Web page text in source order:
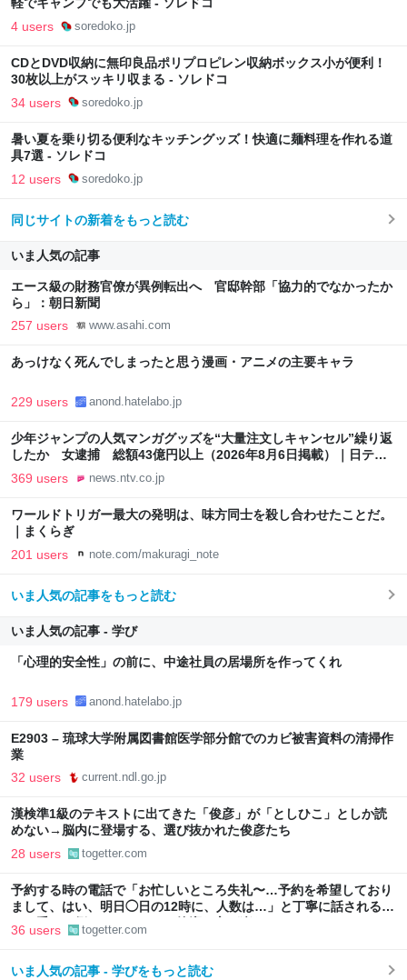
軽でキャンプでも大活躍 - ソレドコ
4 users soredoko.jp
CDとDVD収納に無印良品ポリプロピレン収納ボックス小が便利！
30枚以上がスッキリ収まる - ソレドコ
34 users soredoko.jp
暑い夏を乗り切る便利なキッチングッズ！快適に麺料理を作れる道
具7選 - ソレドコ
12 users soredoko.jp
同じサイトの新着をもっと読む
いま人気の記事
エース級の財務官僚が異例転出へ 官邸幹部「協力的でなかったか
ら」：朝日新聞
257 users www.asahi.com
あっけなく死んでしまったと思う漫画・アニメの主要キャラ
229 users anond.hatelabo.jp
少年ジャンプの人気マンガグッズを“大量注文しキャンセル”繰り返
したか 女逮捕 総額43億円以上（2026年8月6日掲載）｜日テレ
NEWS NNN
369 users news.ntv.co.jp
ワールドトリガー最大の発明は、味方同士を殺し合わせたことだ。
｜まくらぎ
201 users note.com/makuragi_note
いま人気の記事をもっと読む
いま人気の記事 - 学び
「心理的安全性」の前に、中途社員の居場所を作ってくれ
179 users anond.hatelabo.jp
E2903 – 琉球大学附属図書館医学部分館でのカビ被害資料の清掃作
業
32 users current.ndl.go.jp
漢検準1級のテキストに出てきた「俊彦」が「としひこ」としか読
めない→脳内に登場する、選び抜かれた俊彦たち
28 users togetter.com
予約する時の電話で「お忙しいところ失礼〜…予約を希望しており
まして、はい、明日◯日の12時に、人数は…」と丁寧に話されるよ
り、受ける側としてはもっと簡潔な方が楽なんだよな
36 users togetter.com
いま人気の記事 - 学びをもっと読む